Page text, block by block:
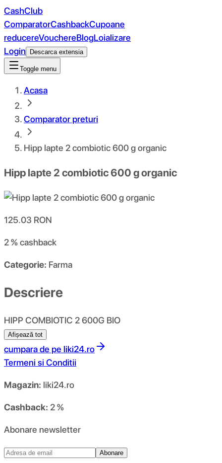
CashClub
ComparatorCashbackCupoane
reducereVouchereBlogLoializare
Login
Descarca extensia
Toggle menu
Acasa
Comparator preturi
Hipp lapte 2 combiotic 600 g organic
Hipp lapte 2 combiotic 600 g organic
125.03 RON
2 %cashback
Categorie: Farma
Descriere
HIPP COMBIOTIC 2 600G BIO
Afișează tot
cumpara de pe liki24.ro
Termeni si Conditii
Magazin: liki24.ro
Cashback: 2 %
Abonare newsletter
Abonare